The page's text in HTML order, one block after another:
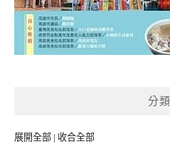
分類
展開全部 | 收合全部